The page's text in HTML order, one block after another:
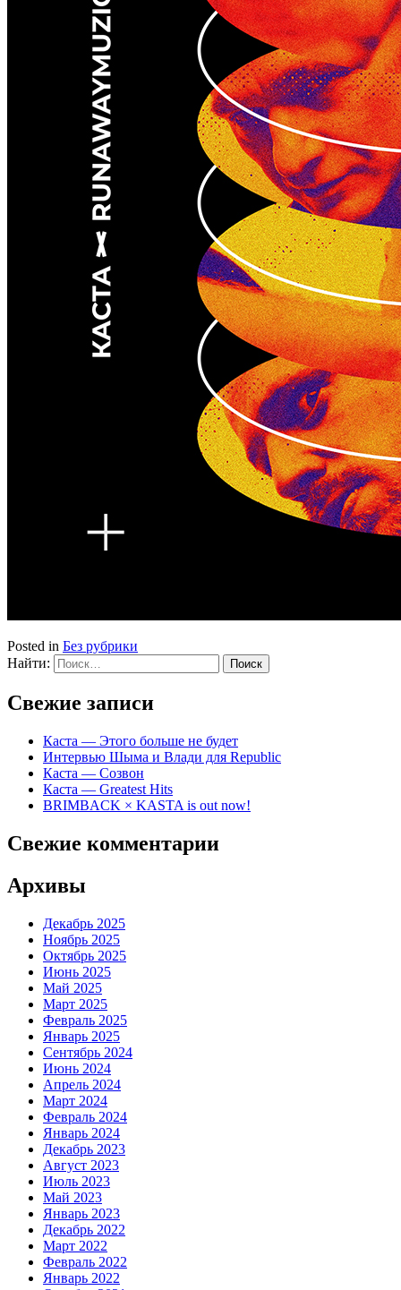
Posted in Без рубрики
Найти:
Свежие записи
Каста — Этого больше не будет
Интервью Шыма и Влади для Republic
Каста — Созвон
Каста — Greatest Hits
BRIMBACK × KASTA is out now!
Свежие комментарии
Архивы
Декабрь 2025
Ноябрь 2025
Октябрь 2025
Июнь 2025
Май 2025
Март 2025
Февраль 2025
Январь 2025
Сентябрь 2024
Июнь 2024
Апрель 2024
Март 2024
Февраль 2024
Январь 2024
Декабрь 2023
Август 2023
Июль 2023
Май 2023
Январь 2023
Декабрь 2022
Март 2022
Февраль 2022
Январь 2022